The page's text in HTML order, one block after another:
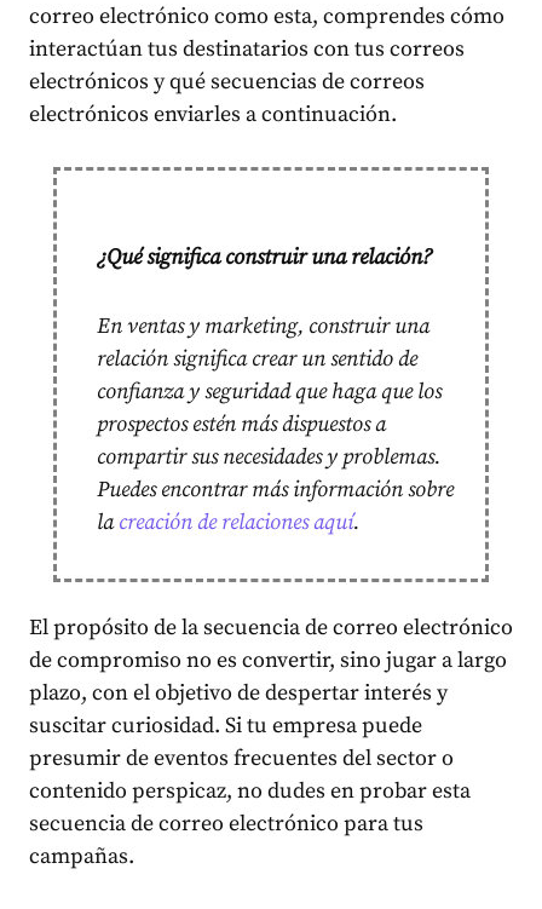
correo electrónico como esta, comprendes cómo
interactúan tus destinatarios con tus correos
electrónicos y qué secuencias de correos
electrónicos enviarles a continuación.
¿Qué significa construir una relación?
En ventas y marketing, construir una
relación significa crear un sentido de
confianza y seguridad que haga que los
prospectos estén más dispuestos a
compartir sus necesidades y problemas.
Puedes encontrar más información sobre
lacreación de relaciones aquí.
El propósito de la secuencia de correo electrónico
de compromiso no es convertir, sino jugar a largo
plazo, con el objetivo de despertar interés y
suscitar curiosidad. Si tu empresa puede
presumir de eventos frecuentes del sector o
contenido perspicaz, no dudes en probar esta
secuencia de correo electrónico para tus
campañas.